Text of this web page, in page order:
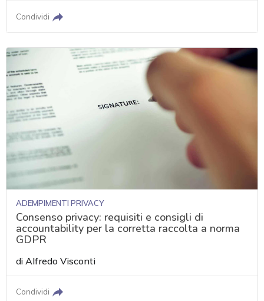
Condividi
ADEMPIMENTI PRIVACY
Consenso privacy: requisiti e consigli di
accountability per la corretta raccolta a norma
GDPR
diAlfredo Visconti
Condividi